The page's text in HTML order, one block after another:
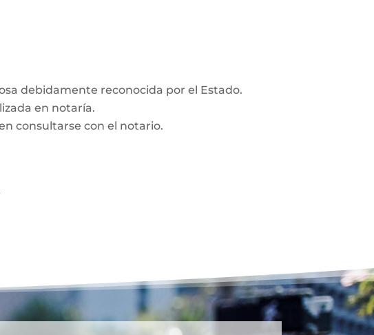
debidamente reconocida por el Estado.
en notaría.
consultarse con el notario.